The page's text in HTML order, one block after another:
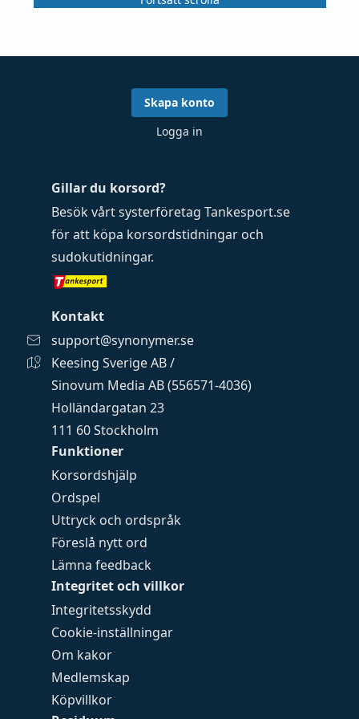
Funktioner
Korsordshjälp
Ordspel
Uttryck och ordspråk
Föreslå nytt ord
Lämna feedback
Integritet och villkor
Integritetsskydd
Cookie-inställningar
Om kakor
Medlemskap
Köpvillkor
Gillar du korsord?
Besök vårt systerföretag Tankesport.se
för att köpa korsordstidningar och
sudokutidningar.
Kontakt
support@synonymer.se
Keesing Sverige AB /
Sinovum Media AB (556571-4036)
Holländargatan 23
111 60 Stockholm
Skapa konto
Logga in